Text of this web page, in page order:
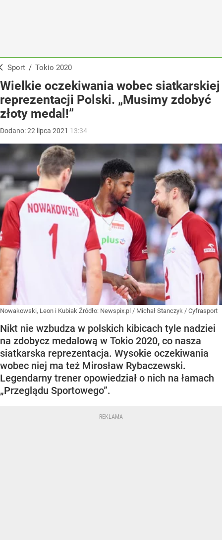
Sport / Tokio 2020
Wielkie oczekiwania wobec siatkarskiej
reprezentacji Polski. „Musimy zdobyć
złoty medal!”
Dodano:22 lipca 2021 13:34
Nowakowski, Leon i Kubiak Źródło: Newspix.pl / Michał Stanczyk / Cyfrasport
Nikt nie wzbudza w polskich kibicach tyle nadziei
na zdobycz medalową w Tokio 2020, co nasza
siatkarska reprezentacja. Wysokie oczekiwania
wobec niej ma też Mirosław Rybaczewski.
Legendarny trener opowiedział o nich na łamach
„Przeglądu Sportowego”.